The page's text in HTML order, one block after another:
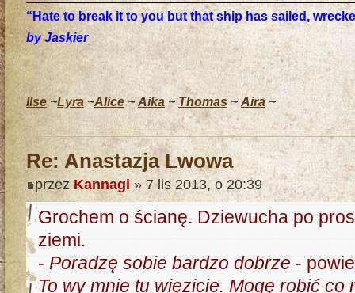
“Hate to break it to you but that ship has sailed,
by Jaskier
Ilse~Lyra ~Alice ~Aika ~Thomas~ Aira ~
Re: Anastazja Lwowa
przezKannagi » 7 lis 2013, o 20:39
Grochem o ścianę. Dziewucha po
ziemi.
- Poradzę sobie bardzo dobrze -
To wy mnie tu więzicie. Mogę robić co